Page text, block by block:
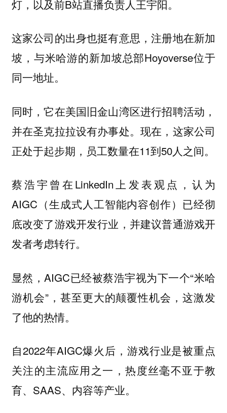
灯，以及前B站直播负责人王宇阳。
这家公司的出身也挺有意思，注册地在新加
坡，与米哈游的新加坡总部Hoyoverse位于
同一地址。
同时，它在美国旧金山湾区进行招聘活动，
并在圣克拉拉设有办事处。现在，这家公司
正处于起步期，员工数量在11到50人之间。
蔡浩宇曾在LinkedIn上发表观点，认为
AIGC（生成式人工智能内容创作）已经彻
底改变了游戏开发行业，并建议普通游戏开
发者考虑转行。
显然，AIGC已经被蔡浩宇视为下一个“米哈
游机会”，甚至更大的颠覆性机会，这激发
了他的热情。
自2022年AIGC爆火后，游戏行业是被重点
关注的主流应用之一，热度丝毫不亚于教
育、SAAS、内容等产业。